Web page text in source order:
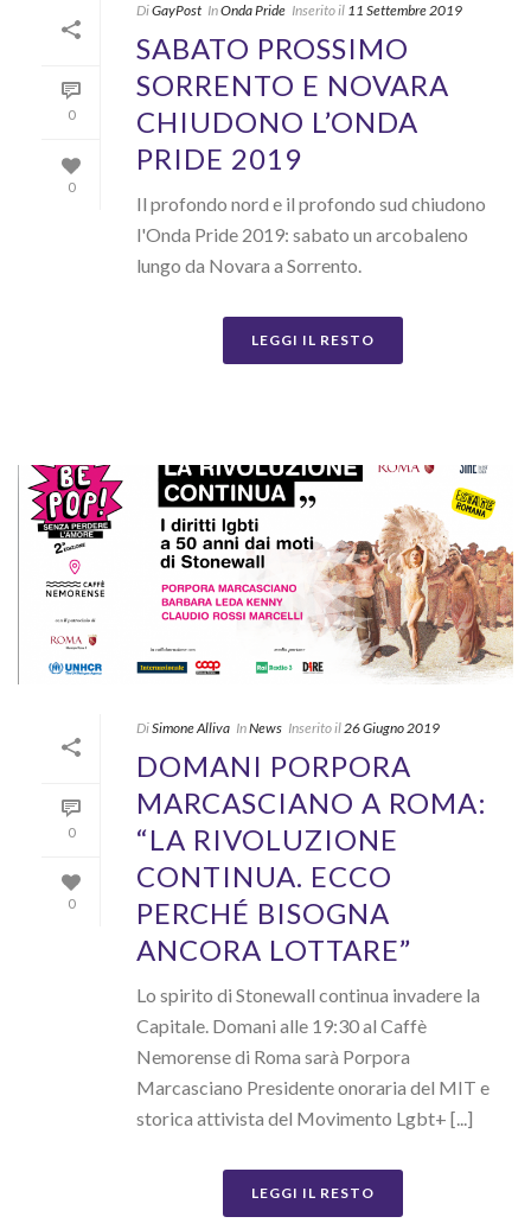
0
0
DiGayPost InOnda Pride Inserito il 11 Settembre 2019
SABATO PROSSIMO
SORRENTO E NOVARA
CHIUDONO L’ONDA
PRIDE 2019
Il profondo nord e il profondo sud chiudono
l'Onda Pride 2019: sabato un arcobaleno
lungo da Novara a Sorrento.
LEGGI IL RESTO
0
0
DiSimone Alliva InNews Inserito il 26 Giugno 2019
DOMANI PORPORA
MARCASCIANO A ROMA:
“LA RIVOLUZIONE
CONTINUA. ECCO
PERCHÉ BISOGNA
ANCORA LOTTARE”
Lo spirito di Stonewall continua invadere la
Capitale. Domani alle 19:30 al Caffè
Nemorense di Roma sarà Porpora
Marcasciano Presidente onoraria del MIT e
storica attivista del Movimento Lgbt+ [...]
LEGGI IL RESTO